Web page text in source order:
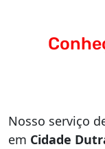
Nosso serviço
em Cidade